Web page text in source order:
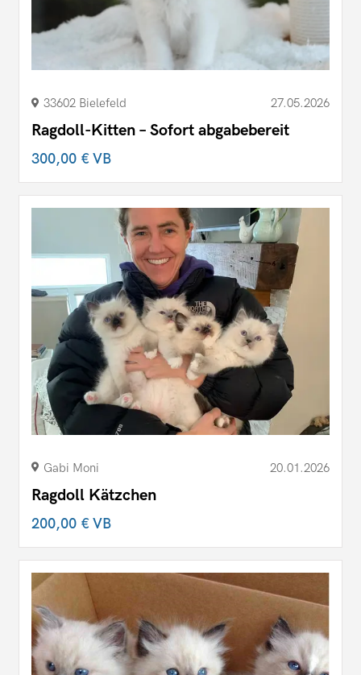
33602 Bielefeld 27.05.2026
Ragdoll-Kitten – Sofort abgabebereit
300,00 €VB
Gabi Moni 20.01.2026
Ragdoll Kätzchen
200,00 €VB